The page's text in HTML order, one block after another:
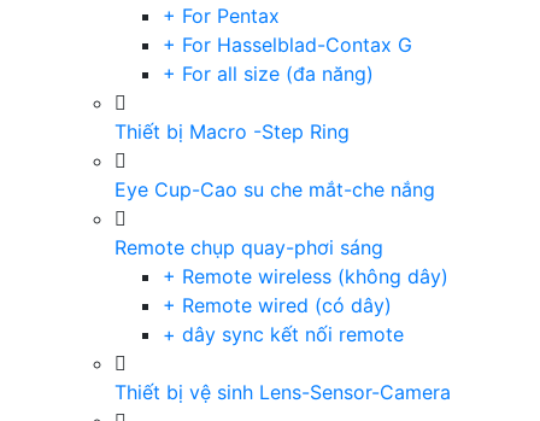
+ For Pentax
+ For Hasselblad-Contax G
+ For all size (đa năng)
Thiết bị Macro -Step Ring
Eye Cup-Cao su che mắt-che nắng
Remote chụp quay-phơi sáng
+ Remote wireless (không dây)
+ Remote wired (có dây)
+ dây sync kết nối remote
Thiết bị vệ sinh Lens-Sensor-Camera